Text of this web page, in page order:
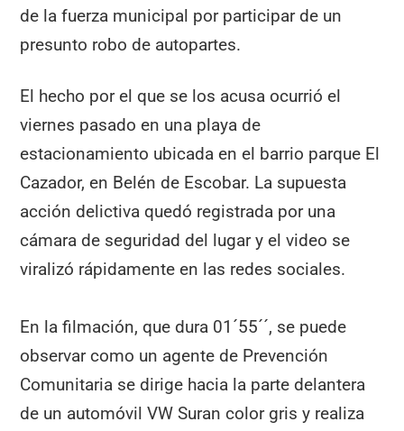
de la fuerza municipal por participar de un
presunto robo de autopartes.
El hecho por el que se los acusa ocurrió el
viernes pasado en una playa de
estacionamiento ubicada en el barrio parque El
Cazador, en Belén de Escobar. La supuesta
acción delictiva quedó registrada por una
cámara de seguridad del lugar y el video se
viralizó rápidamente en las redes sociales.
En la filmación, que dura 01´55´´, se puede
observar como un agente de Prevención
Comunitaria se dirige hacia la parte delantera
de un automóvil VW Suran color gris y realiza